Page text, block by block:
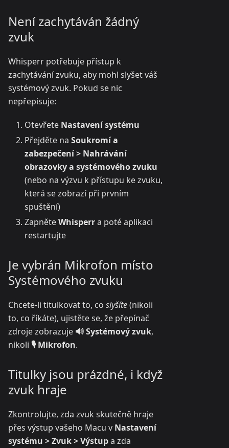
Není zachytáván žádný
zvuk
Whisperr potřebuje přístup k
zachytávání zvuku, aby mohl slyšet váš
systémový zvuk. Pokud se nic
nepřepisuje:
Otevřete Nastavení systému
Přejděte na Soukromí a
zabezpečení > Nahrávání
obrazovky a systémového zvuku
(nebo na výzvu k přístupu ke zvuku,
která se zobrazí při prvním
spuštění)
ZapněteWhisperra poté aplikaci
restartujte
Je vybrán Mikrofon místo
Systémového zvuku
Chcete-li titulkovat to, co slyšíte(nikoli
to, co říkáte), ujistěte se, že přepínač
zdroje zobrazuje 🔊 Systémový zvuk,
nikoli 🎙️ Mikrofon.
Titulky jsou prázdné, i když
zvuk hraje
Zkontrolujte, zda zvuk skutečně hraje
přes výstup vašeho Macu v Nastavení
systému > Zvuk > Výstupa zda